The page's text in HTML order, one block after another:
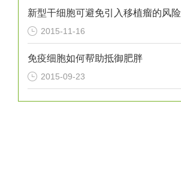
新型干细胞可避免引入移植瘤的风险
2015-11-16
免疫细胞如何帮助抵御肥胖
2015-09-23